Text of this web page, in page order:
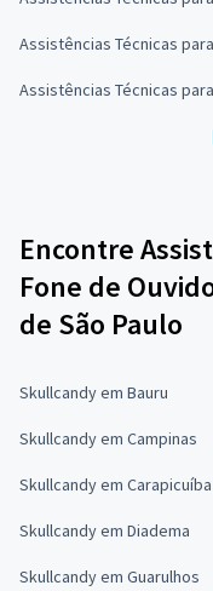
Assistências Técnicas
Assistências Técnicas
Encontre
Fone de
de São Paulo
Skullcandy em Bauru
Skullcandy em Campinas
Skullcandy em Carapicuíba
Skullcandy em Diadema
Skullcandy em Guarulhos